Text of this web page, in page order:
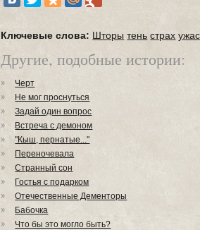
Ключевые слова: Шторы тень страх ужас
Другие, подобные истории:
Черт
Не мог проснуться
Задай один вопрос
Встреча с демоном
"Кыш, пернатые..."
Переночевала
Странный сон
Гостья с подарком
Отечественные Дементоры
Бабочка
Что бы это могло быть?